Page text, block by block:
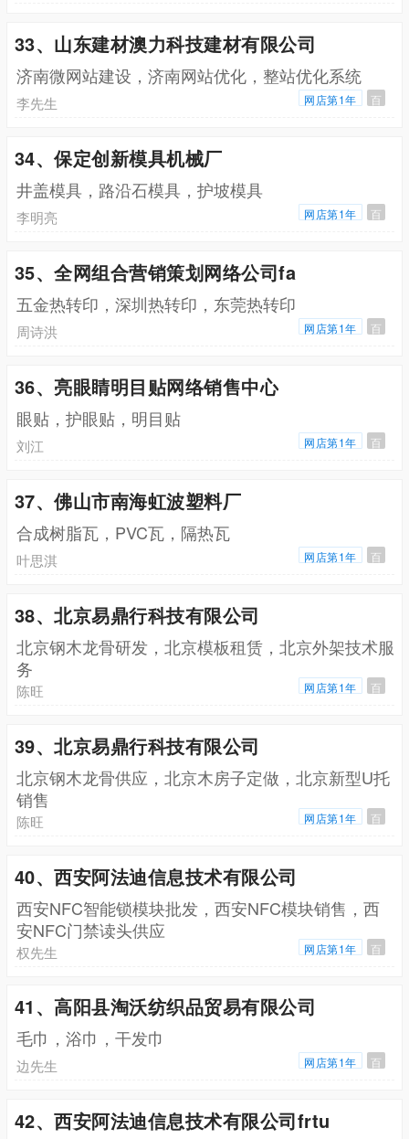
33、山东建材澳力科技建材有限公司
济南微网站建设，济南网站优化，整站优化系统
李先生 网店第1年 百
34、保定创新模具机械厂
井盖模具，路沿石模具，护坡模具
李明亮 网店第1年 百
35、全网组合营销策划网络公司fa
五金热转印，深圳热转印，东莞热转印
周诗洪 网店第1年 百
36、亮眼睛明目贴网络销售中心
眼贴，护眼贴，明目贴
刘江 网店第1年 百
37、佛山市南海虹波塑料厂
合成树脂瓦，PVC瓦，隔热瓦
叶思淇 网店第1年 百
38、北京易鼎行科技有限公司
北京钢木龙骨研发，北京模板租赁，北京外架技术服
务
陈旺 网店第1年 百
39、北京易鼎行科技有限公司
北京钢木龙骨供应，北京木房子定做，北京新型U托
销售
陈旺 网店第1年 百
40、西安阿法迪信息技术有限公司
西安NFC智能锁模块批发，西安NFC模块销售，西
安NFC门禁读头供应
权先生 网店第1年 百
41、高阳县淘沃纺织品贸易有限公司
毛巾，浴巾，干发巾
边先生 网店第1年 百
42、西安阿法迪信息技术有限公司frtu